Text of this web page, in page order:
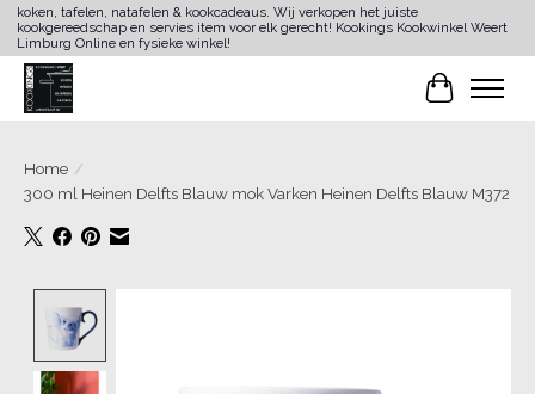
koken, tafelen, natafelen & kookcadeaus. Wij verkopen het juiste
kookgereedschap en servies item voor elk gerecht! Kookings Kookwinkel Weert
Limburg Online en fysieke winkel!
Home /
300 ml Heinen Delfts Blauw mok Varken Heinen Delfts Blauw M372